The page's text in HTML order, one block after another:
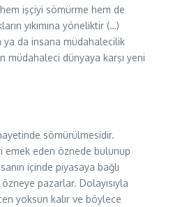
işçiyi sömürme hem de
yıkımına yöneliktir (…)
ya da insana müdahalecilik
müdahaleci dünyaya karşı yeni
sömürülmesidir.
emek eden öznede bulunup
içinde piyasaya bağlı
pazarlar. Dolayısıyla
yoksun kalır ve böylece